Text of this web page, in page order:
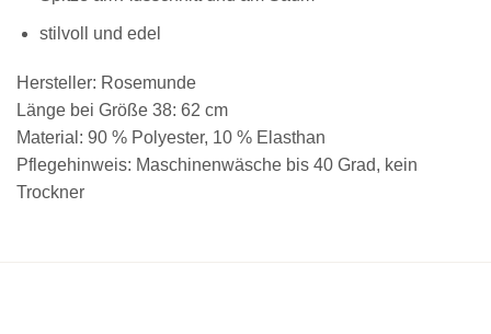
stilvoll und edel
Hersteller: Rosemunde
Länge bei Größe 38: 62 cm
Material: 90 % Polyester, 10 % Elasthan
Pflegehinweis: Maschinenwäsche bis 40 Grad, kein
Trockner